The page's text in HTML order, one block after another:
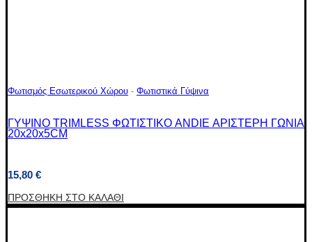
Φωτισμός Εσωτερικού Χώρου - Φωτιστικά Γύψινα
ΓΥΨΙΝΟ TRIMLESS ΦΩΤΙΣΤΙΚΟ ANDIE ΑΡΙΣΤΕΡΗ ΓΩΝΙΑ
20x20x5CM
15,80 €
ΠΡΟΣΘΉΚΗ ΣΤΟ ΚΑΛΆΘΙ